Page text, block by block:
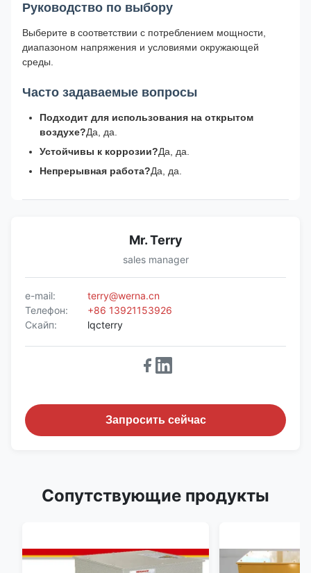
Руководство по выбору
Выберите в соответствии с потреблением мощности,
диапазоном напряжения и условиями окружающей
среды.
Часто задаваемые вопросы
Подходит для использования на открытом
воздухе?Да, да.
Устойчивы к коррозии?Да, да.
Непрерывная работа?Да, да.
Mr. Terry
sales manager
e-mail:
terry@werna.cn
Телефон:
+86 13921153926
Скайп:
lqcterry
Запросить сейчас
Сопутствующие продукты